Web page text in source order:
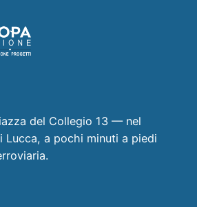
del Collegio 13 — nel
Lucca, a pochi minuti a piedi